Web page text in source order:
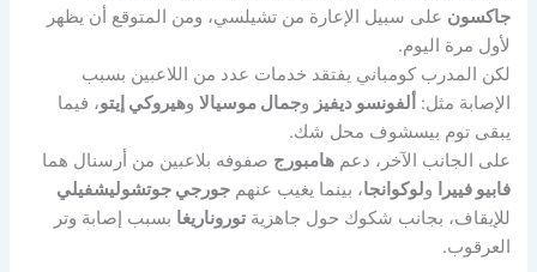
جاكسون على سبيل الإعارة من تشيلسي، ومن المتوقع أن يظهر
لأول مرة اليوم.
لكن المدرب كومباني يفتقد خدمات عدد من اللاعبين بسبب
الإصابة مثل: ألفونسو ديفيز وجمال موسيالا وهيروكي إيتو، فيما
يبقى توم بيسشوف محل شك.
على الجانب الآخر، دعمهامبورج صفوفه بلاعبين من أرسنال هما
فابيو فييرا
ولوكوانجا، بينما يغيب عنهمجورجي جوتشوليشفيلي
للإيقاف، بجانب شكوك حول جاهزيةتوروناريغا بسبب إصابة وتر
العرقوب.